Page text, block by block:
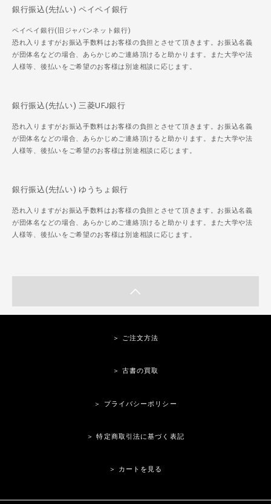
銀行振込(先払い) ペイペイ銀行
ペイペイ銀行(旧ジャパンネット銀行)
恐れ入りますがお振込手数料はお客様の負担とさせて頂きます。お振込名義
が団体名などの場合、あらかじめご連絡頂けると助かります。また大学や法
人様等、後払いをご希望のお客様は別途相談に応じます。
銀行振込(先払い) 三菱UFJ銀行
恐れ入りますがお振込手数料はお客様の負担とさせて頂きます。お振込名義
が団体名などの場合、あらかじめご連絡頂けると助かります。また大学や法
人様等、後払いをご希望のお客様は別途相談に応じます。
銀行振込(先払い) ゆうちょ銀行
恐れ入りますがお振込手数料はお客様の負担とさせて頂きます。お振込名義
が団体名などの場合、あらかじめご連絡頂けると助かります。また大学や法
人様等、後払いをご希望のお客様は別途相談に応じます。
＞ ご注文方法
＞ 古書の買取
＞ プライバシーポリシー
＞ 特定商取引法に基づく表記
＞ カートを見る